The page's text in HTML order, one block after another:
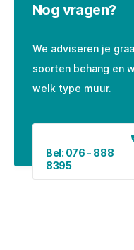
Nog vragen?
We adviseren je
soorten behang en
welk type muur.
Bel: 076 - 888
8395